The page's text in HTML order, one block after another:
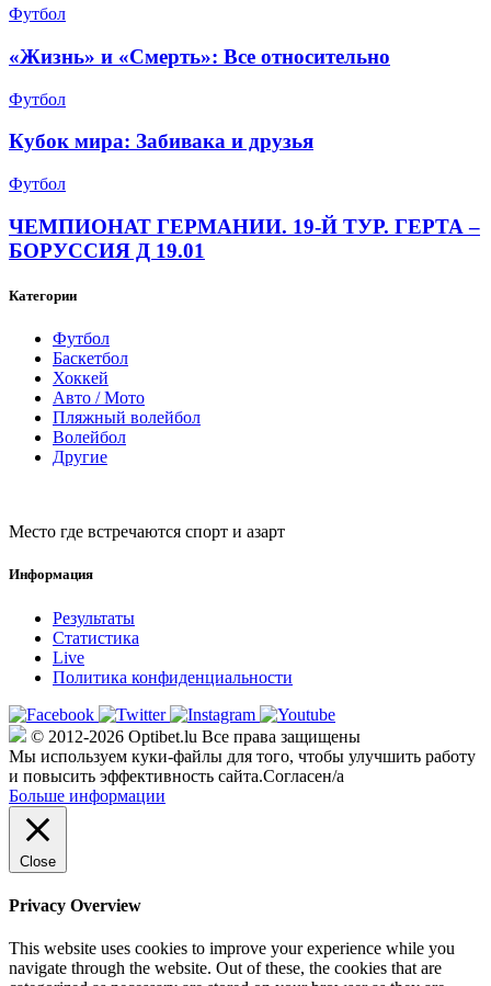
Футбол
«Жизнь» и «Смерть»: Все относительно
Футбол
Кубок мира: Забивака и друзья
Футбол
ЧЕМПИОНАТ ГЕРМАНИИ. 19-Й ТУР. ГЕРТА –
БОРУССИЯ Д 19.01
Категории
Футбол
Баскетбол
Хоккей
Авто / Мото
Пляжный волейбол
Волейбол
Другие
Место где встречаются спорт и азарт
Информация
Результаты
Статистика
Live
Политика конфиденциальности
© 2012-2026 Optibet.lu Все права защищены
Мы используем куки-файлы для того, чтобы улучшить работу
и повысить эффективность сайта.Согласен/а
Больше информации
Close
Privacy Overview
This website uses cookies to improve your experience while you
navigate through the website. Out of these, the cookies that are